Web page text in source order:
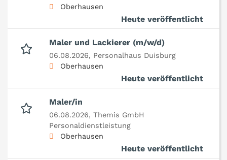
Oberhausen
Heute veröffentlicht
Maler und Lackierer (m/w/d)
06.08.2026, Personalhaus Duisburg
Oberhausen
Heute veröffentlicht
Maler/in
06.08.2026, Themis GmbH
Personaldienstleistung
Oberhausen
Heute veröffentlicht